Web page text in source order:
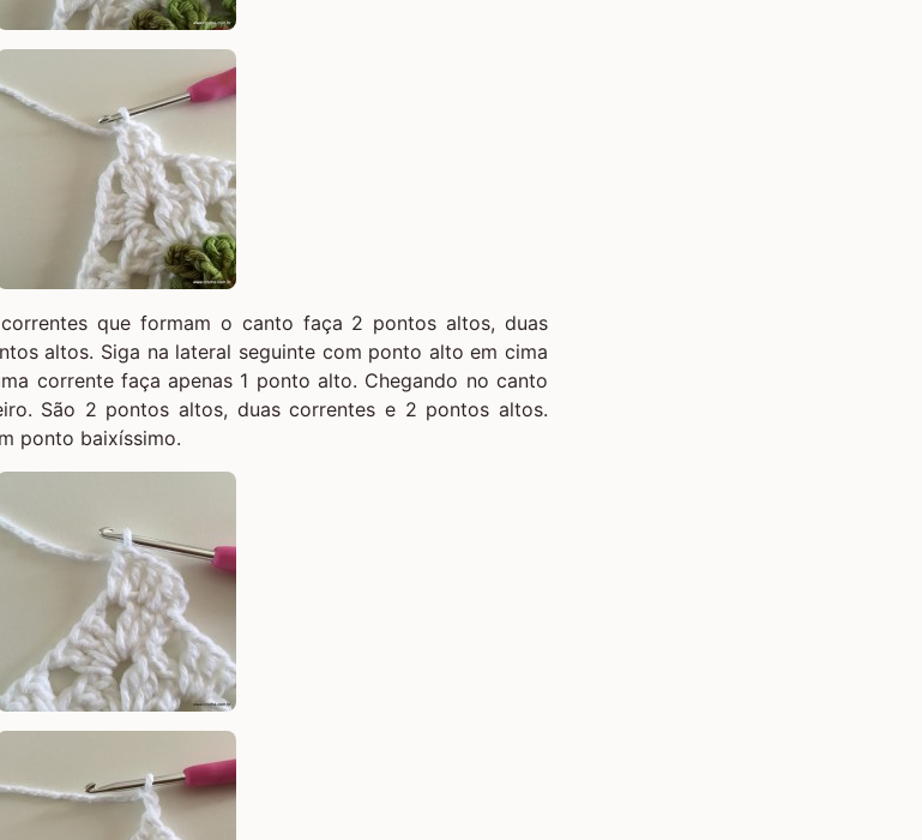
que formam o canto faça 2 pontos altos, duas
altos. Siga na lateral seguinte com ponto alto em cima
corrente faça apenas 1 ponto alto. Chegando no canto
São 2 pontos altos, duas correntes e 2 pontos altos.
ponto baixíssimo.